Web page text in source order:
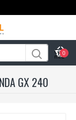
0
GX 240